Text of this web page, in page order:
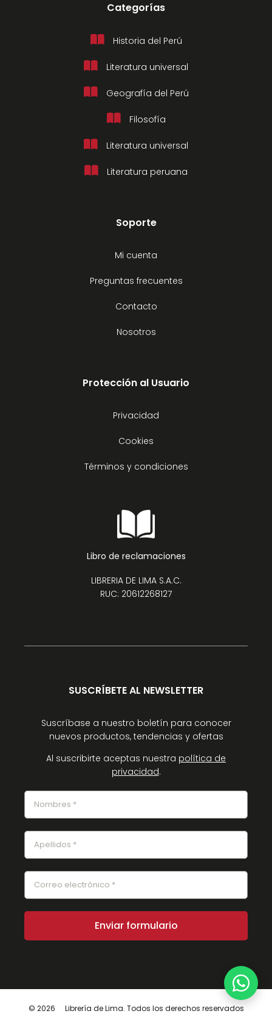
Categorías
Historia del Perú
Literatura universal
Geografía del Perú
Filosofía
Literatura universal
Literatura peruana
Soporte
Mi cuenta
Preguntas frecuentes
Contacto
Nosotros
Protección al Usuario
Privacidad
Cookies
Términos y condiciones
Libro de reclamaciones
LIBRERIA DE LIMA S.A.C.
RUC: 20612268127
SUSCRÍBETE AL NEWSLETTER
Suscríbase a nuestro boletín para conocer
nuevos productos, tendencias y ofertas
Al suscribirte aceptas nuestra política de
privacidad.
© 2026 Librería de Lima. Todos los derechos reservados